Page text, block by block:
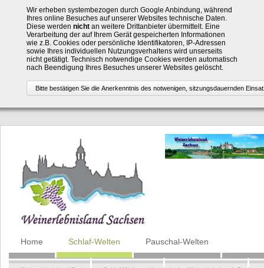
Wir erheben systembezogen durch Google Anbindung, während
Ihres online Besuches auf unserer Websites technische Daten.
Diese werden nichtan weitere Drittanbieter übermittelt. Eine
Verarbeitung der auf Ihrem Gerät gespeicherten Informationen
wie z.B. Cookies oder persönliche Identifikatoren, IP-Adressen
sowie Ihres individuellen Nutzungsverhaltens wird unserseits
nicht getätigt. Technisch notwendige Cookies werden automatisch
nach Beendigung Ihres Besuches unserer Websites gelöscht.
Navigation
überspringen
Home Schlaf-Welten Pauschal-Welten